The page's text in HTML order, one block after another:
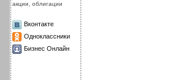
акции, облигации
Вконтакте
Одноклассники
Бизнес Онлайн